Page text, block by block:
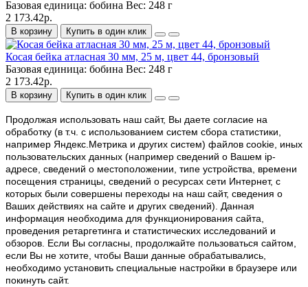
Базовая единица: бобина Вес: 248 г
2 173.42р.
В корзину Купить в один клик
Косая бейка атласная 30 мм, 25 м, цвет 44, бронзовый
Базовая единица: бобина Вес: 248 г
2 173.42р.
В корзину Купить в один клик
Продолжая использовать наш cайт, Вы даете согласие на
обработку (в т.ч. с использованием систем сбора статистики,
например Яндекс.Метрика и других систем) файлов cookie, иных
пользовательских данных (например сведений о Вашем ip-
адресе, сведений о местоположении, типе устройства, времени
посещения страницы, сведений о ресурсах сети Интернет, с
которых были совершены переходы на наш сайт, сведения о
Ваших действиях на сайте и других сведений). Данная
информация необходима для функционирования сайта,
проведения ретаргетинга и статистических исследований и
обзоров. Если Вы согласны, продолжайте пользоваться сайтом,
если Вы не хотите, чтобы Ваши данные обрабатывались,
необходимо установить специальные настройки в браузере или
покинуть сайт.